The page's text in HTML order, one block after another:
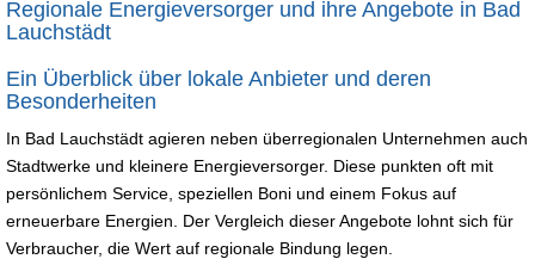
Regionale Energieversorger und ihre Angebote in Bad
Lauchstädt
Ein Überblick über lokale Anbieter und deren
Besonderheiten
In Bad Lauchstädt agieren neben überregionalen Unternehmen auch
Stadtwerke und kleinere Energieversorger. Diese punkten oft mit
persönlichem Service, speziellen Boni und einem Fokus auf
erneuerbare Energien. Der Vergleich dieser Angebote lohnt sich für
Verbraucher, die Wert auf regionale Bindung legen.